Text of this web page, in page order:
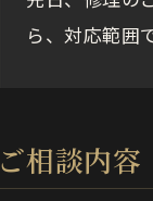
ら、対応範囲
ご相談内容